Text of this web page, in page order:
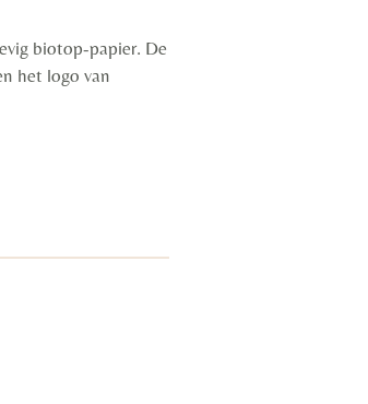
biotop-papier. De
het logo van